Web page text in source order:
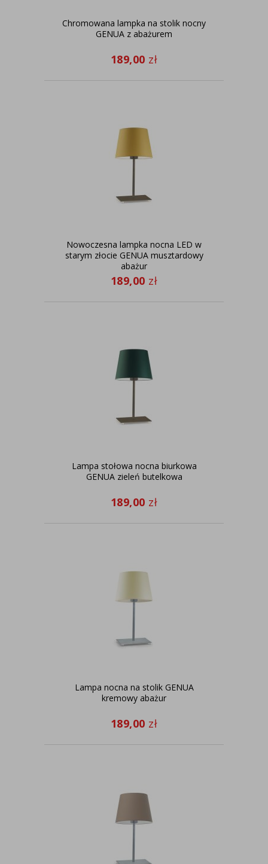
Chromowana lampka na stolik nocny
GENUA z abażurem
189,00 zł
Nowoczesna lampka nocna LED w
starym złocie GENUA musztardowy
abażur
189,00 zł
Lampa stołowa nocna biurkowa
GENUA zieleń butelkowa
189,00 zł
Lampa nocna na stolik GENUA
kremowy abażur
189,00 zł